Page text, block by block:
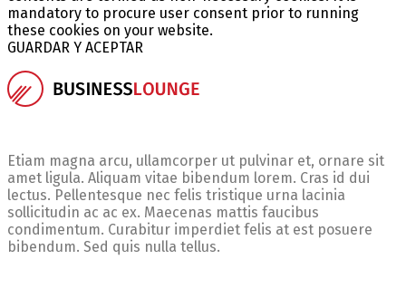
mandatory to procure user consent prior to running
these cookies on your website.
GUARDAR Y ACEPTAR
Etiam magna arcu, ullamcorper ut pulvinar et, ornare sit
amet ligula. Aliquam vitae bibendum lorem. Cras id dui
lectus. Pellentesque nec felis tristique urna lacinia
sollicitudin ac ac ex. Maecenas mattis faucibus
condimentum. Curabitur imperdiet felis at est posuere
bibendum. Sed quis nulla tellus.